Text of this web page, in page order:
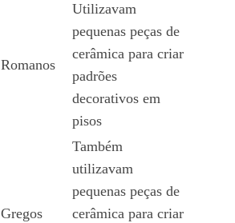
Romanos
Utilizavam
pequenas peças de
cerâmica para criar
padrões
decorativos em
pisos
Gregos
Também
utilizavam
pequenas peças de
cerâmica para criar